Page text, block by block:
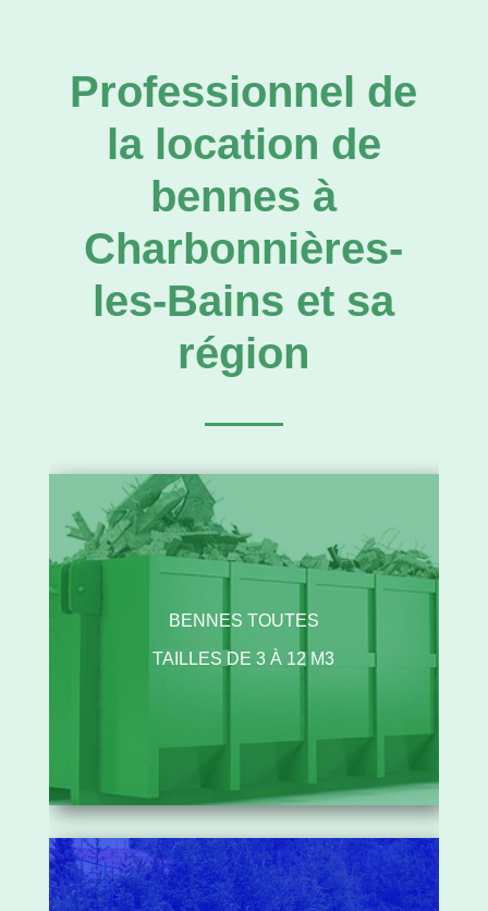
Professionnel de
la location de
bennes à
Charbonnières-
les-Bains et sa
région
BENNES TOUTES
TAILLES DE 3 À 12 M3